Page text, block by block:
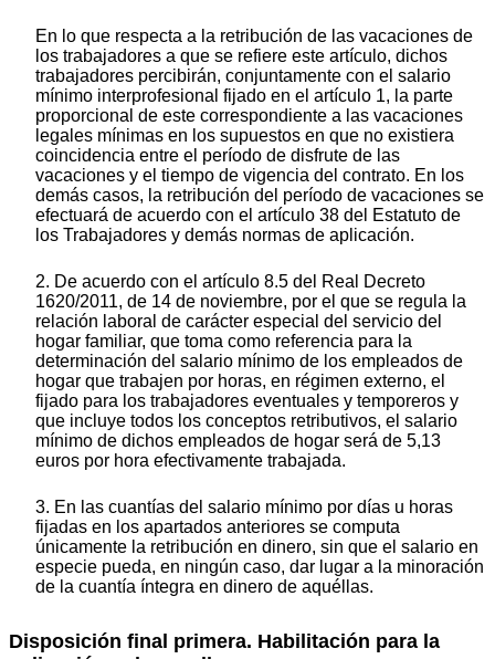
En lo que respecta a la retribución de las vacaciones de
los trabajadores a que se refiere este artículo, dichos
trabajadores percibirán, conjuntamente con el salario
mínimo interprofesional fijado en el artículo 1, la parte
proporcional de este correspondiente a las vacaciones
legales mínimas en los supuestos en que no existiera
coincidencia entre el período de disfrute de las
vacaciones y el tiempo de vigencia del contrato. En los
demás casos, la retribución del período de vacaciones se
efectuará de acuerdo con el artículo 38 del Estatuto de
los Trabajadores y demás normas de aplicación.
2. De acuerdo con el artículo 8.5 del Real Decreto
1620/2011, de 14 de noviembre, por el que se regula la
relación laboral de carácter especial del servicio del
hogar familiar, que toma como referencia para la
determinación del salario mínimo de los empleados de
hogar que trabajen por horas, en régimen externo, el
fijado para los trabajadores eventuales y temporeros y
que incluye todos los conceptos retributivos, el salario
mínimo de dichos empleados de hogar será de 5,13
euros por hora efectivamente trabajada.
3. En las cuantías del salario mínimo por días u horas
fijadas en los apartados anteriores se computa
únicamente la retribución en dinero, sin que el salario en
especie pueda, en ningún caso, dar lugar a la minoración
de la cuantía íntegra en dinero de aquéllas.
Disposición final primera. Habilitación para la